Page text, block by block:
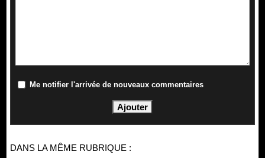
Me notifier l'arrivée de nouveaux commentaires
DANS LA MÊME RUBRIQUE :